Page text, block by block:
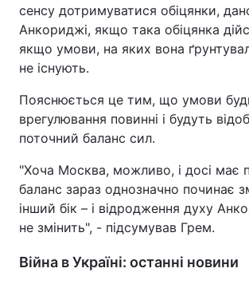
сенсу дотримуватися обіцянки,
Анкориджі, якщо така обіцянка
якщо умови, на яких вона
не існують.
Пояснюється це тим, що умови
врегулювання повинні і будуть
поточний баланс сил.
"Хоча Москва, можливо, і досі має
баланс зараз однозначно починає
інший бік – і відродження духу
не змінить", - підсумував Грем.
Війна в Україні: останні новини